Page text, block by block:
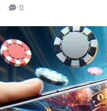
0